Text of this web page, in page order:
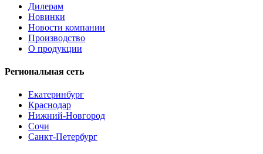
Дилерам
Новинки
Новости компании
Производство
О продукции
Региональная сеть
Екатеринбург
Краснодар
Нижний-Новгород
Сочи
Санкт-Петербург